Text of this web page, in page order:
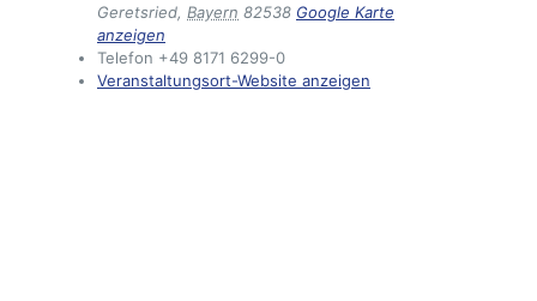
Geretsried, Bayern 82538 Google Karte
anzeigen
Telefon +49 8171 6299-0
Veranstaltungsort-Website anzeigen